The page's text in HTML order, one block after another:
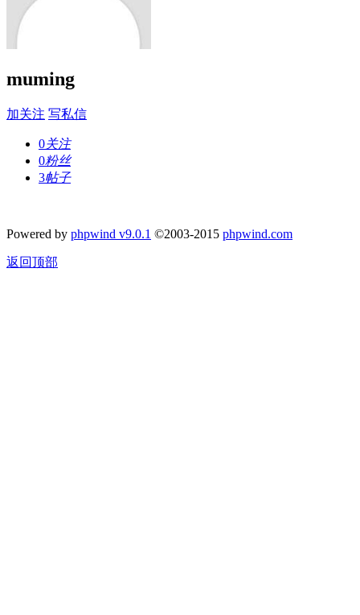
muming
加关注 写私信
0关注
0粉丝
3帖子
Powered by phpwind v9.0.1 ©2003-2015 phpwind.com
返回顶部